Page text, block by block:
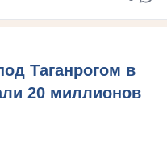
Таганрогом в
20 миллионов